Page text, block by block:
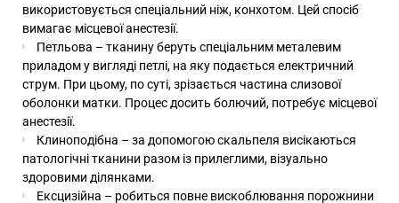
використовується спеціальний ніж, конхотом. Цей спосіб
вимагає місцевої анестезії.
Петльова – тканину беруть спеціальним металевим
приладом у вигляді петлі, на яку подається електричний
струм. При цьому, по суті, зрізається частина слизової
оболонки матки. Процес досить болючий, потребує місцевої
анестезії.
Клиноподібна – за допомогою скальпеля висікаються
патологічні тканини разом із прилеглими, візуально
здоровими ділянками.
Ексцизійна – робиться повне вискоблювання порожнини